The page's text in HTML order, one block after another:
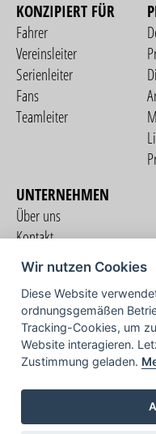
KONZIPIERT FÜR
Fahrer
Vereinsleiter
Serienleiter
Fans
Teamleiter
UNTERNEHMEN
Über uns
Kontakt
Nutzungsbedingungen
Datenschutzerklärung
Impressum
Wir nutzen Cookies
Diese Website
ordnungsgemäßen
Tracking-Cookies, um
Website interagieren.
Zustimmung geladen.